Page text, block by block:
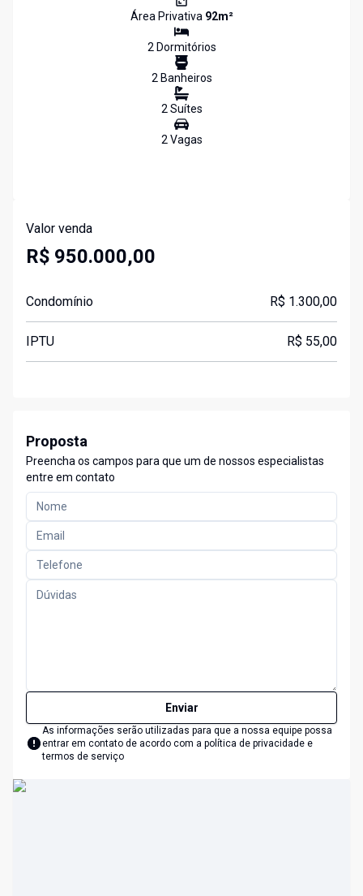
Área Privativa 92m²
2Dormitórios
2Banheiros
2Suítes
2Vagas
Valor venda
R$ 950.000,00
Condomínio R$ 1.300,00
IPTU R$ 55,00
Proposta
Preencha os campos para que um de nossos especialistas
entre em contato
Enviar
As informações serão utilizadas para que a nossa equipe possa
entrar em contato de acordo com a política de privacidade e
termos de serviço